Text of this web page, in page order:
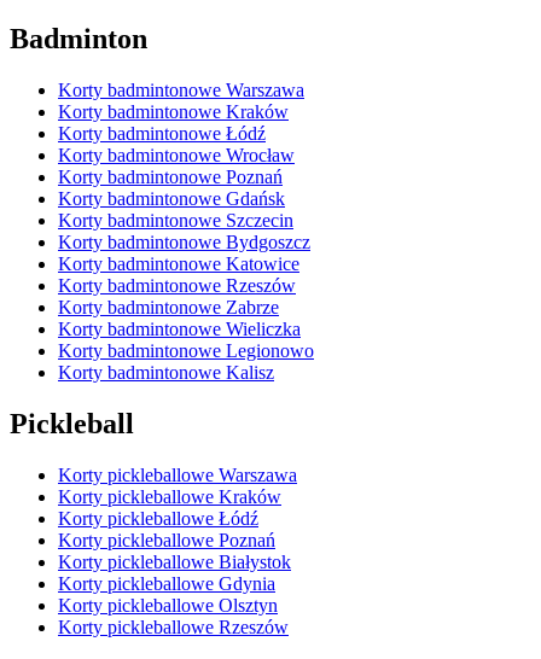
Badminton
Korty badmintonowe Warszawa
Korty badmintonowe Kraków
Korty badmintonowe Łódź
Korty badmintonowe Wrocław
Korty badmintonowe Poznań
Korty badmintonowe Gdańsk
Korty badmintonowe Szczecin
Korty badmintonowe Bydgoszcz
Korty badmintonowe Katowice
Korty badmintonowe Rzeszów
Korty badmintonowe Zabrze
Korty badmintonowe Wieliczka
Korty badmintonowe Legionowo
Korty badmintonowe Kalisz
Pickleball
Korty pickleballowe Warszawa
Korty pickleballowe Kraków
Korty pickleballowe Łódź
Korty pickleballowe Poznań
Korty pickleballowe Białystok
Korty pickleballowe Gdynia
Korty pickleballowe Olsztyn
Korty pickleballowe Rzeszów